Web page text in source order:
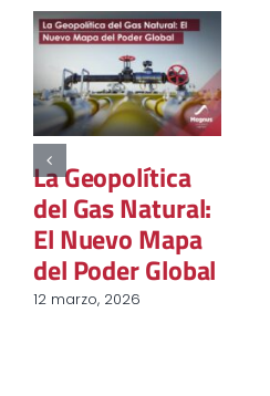
La Geopolítica
del Gas Natural:
El Nuevo Mapa
del Poder Global
12 marzo, 2026